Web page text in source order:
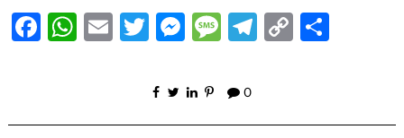
Facebook
WhatsApp
EmailTwitter
Messenger
Message
Telegram
Copy
0